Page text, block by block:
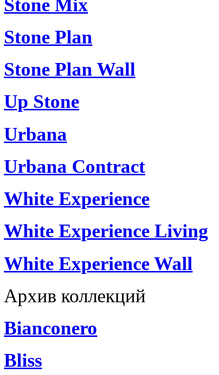
Stone Mix
Stone Plan
Stone Plan Wall
Up Stone
Urbana
Urbana Contract
White Experience
White Experience Living
White Experience Wall
Архив коллекций
Bianconero
Bliss